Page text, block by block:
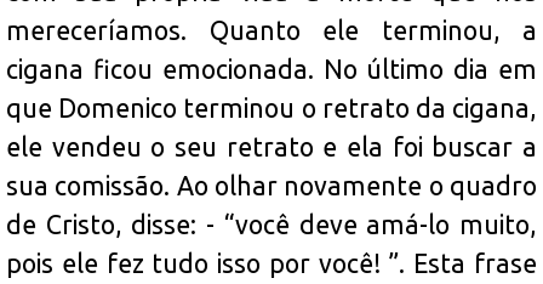
mereceríamos. Quanto ele terminou, a
cigana ficou emocionada. No último dia em
que Domenico terminou o retrato da cigana,
ele vendeu o seu retrato e ela foi buscar a
sua comissão. Ao olhar novamente o quadro
de Cristo, disse: - “você deve amá-lo muito,
pois ele fez tudo isso por você! ”. Esta frase